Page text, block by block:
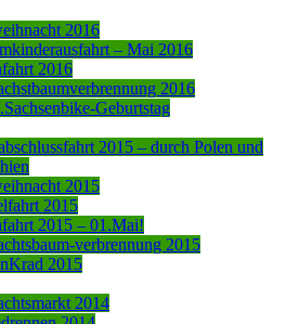
2016
– Mai 2016
2016
2016
Geburtstag
2015 – durch Polen und
2015
2015
2015 – 01.Mai!
verbrennung 2015
2015
2014